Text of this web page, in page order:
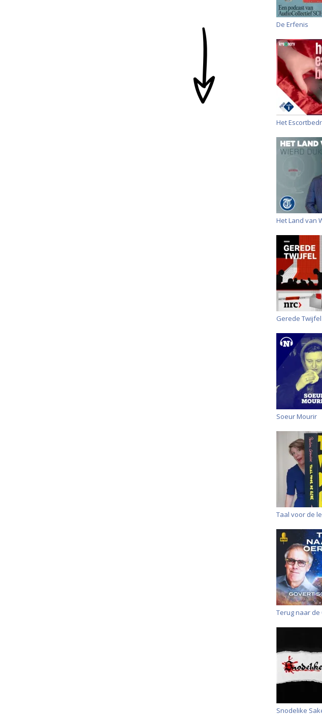
De Erfenis
Het
Het Land van
Gerede
Soeur Mourir
Taal voor de
Terug naar de
Snodelike